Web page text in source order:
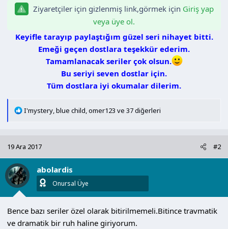
Ziyaretçiler için gizlenmiş link,görmek için Giriş yap
veya üye ol.
Keyifle tarayıp paylaştığım güzel seri nihayet bitti.
Emeği geçen dostlara teşekkür ederim.
Tamamlanacak seriler çok olsun.
Bu seriyi seven dostlar için.
Tüm dostlara iyi okumalar dilerim.
T
i
l
e
r
I'mystery,blue child,omer123 ve 37 diğerleri
19 Ara 2017 #2
abolardis
Onursal Üye
Bence bazı seriler özel olarak bitirilmemeli.Bitince travmatik
ve dramatik bir ruh haline giriyorum.